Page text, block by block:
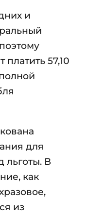
и
57,10
для
льготы. В
как
из